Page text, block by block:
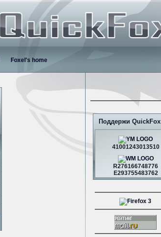
Foxel's home
Поддержи QuickFox
41001243013510
R276166748776
E293755483762